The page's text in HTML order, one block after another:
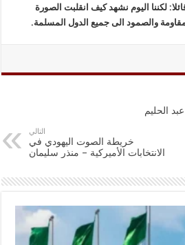
لكننا اليوم نشهد كيف انقلبت الصورة
والصمود الى جميع الدول المسلمة.
الحليم
التالي
خريطة الصوت اليهودي في
الانتخابات الأميركية – منذر سليمان